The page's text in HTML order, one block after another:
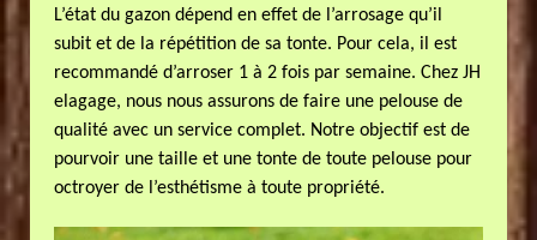
L’état du gazon dépend en effet de l’arrosage qu’il
subit et de la répétition de sa tonte. Pour cela, il est
recommandé d’arroser 1 à 2 fois par semaine. Chez JH
elagage, nous nous assurons de faire une pelouse de
qualité avec un service complet. Notre objectif est de
pourvoir une taille et une tonte de toute pelouse pour
octroyer de l’esthétisme à toute propriété.